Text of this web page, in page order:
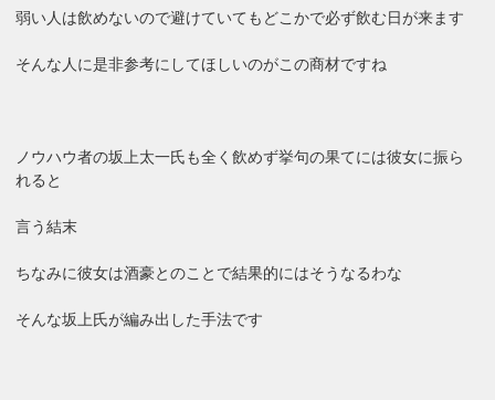
弱い人は飲めないので避けていてもどこかで必ず飲む日が来ます
そんな人に是非参考にしてほしいのがこの商材ですね
ノウハウ者の坂上太一氏も全く飲めず挙句の果てには彼女に振ら
れると
言う結末
ちなみに彼女は酒豪とのことで結果的にはそうなるわな
そんな坂上氏が編み出した手法です